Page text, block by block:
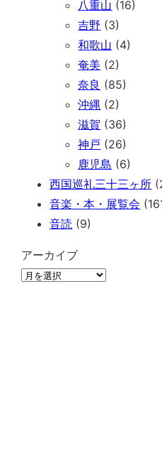
八重山 (16)
吉野 (3)
和歌山 (4)
奄美 (2)
奈良 (85)
沖縄 (2)
滋賀 (36)
神戸 (26)
鹿児島 (6)
西国巡礼三十三ヶ所
音楽・本・展覧会
音読 (9)
アーカイブ